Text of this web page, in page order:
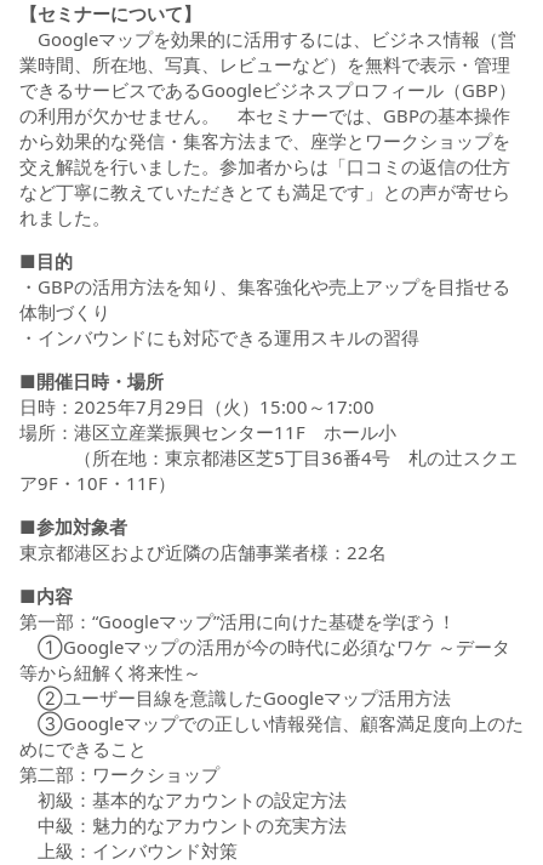
【セミナーについて】
Googleマップを効果的に活用するには、ビジネス情報（営
業時間、所在地、写真、レビューなど）を無料で表示・管理
できるサービスであるGoogleビジネスプロフィール（GBP）
の利用が欠かせません。 本セミナーでは、GBPの基本操作
から効果的な発信・集客方法まで、座学とワークショップを
交え解説を行いました。参加者からは「口コミの返信の仕方
など丁寧に教えていただきとても満足です」との声が寄せら
れました。
■目的
・GBPの活用方法を知り、集客強化や売上アップを目指せる
体制づくり
・インバウンドにも対応できる運用スキルの習得
■開催日時・場所
日時：2025年7月29日（火）15:00～17:00
場所：港区立産業振興センター11F ホール小
（所在地：東京都港区芝5丁目36番4号 札の辻スクエ
ア9F・10F・11F）
■参加対象者
東京都港区および近隣の店舗事業者様：22名
■内容
第一部：“Googleマップ”活用に向けた基礎を学ぼう！
①Googleマップの活用が今の時代に必須なワケ ～データ
等から紐解く将来性～
②ユーザー目線を意識したGoogleマップ活用方法
③Googleマップでの正しい情報発信、顧客満足度向上のた
めにできること
第二部：ワークショップ
初級：基本的なアカウントの設定方法
中級：魅力的なアカウントの充実方法
上級：インバウンド対策